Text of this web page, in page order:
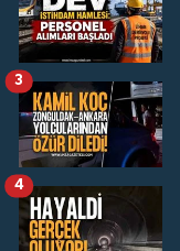
3
4